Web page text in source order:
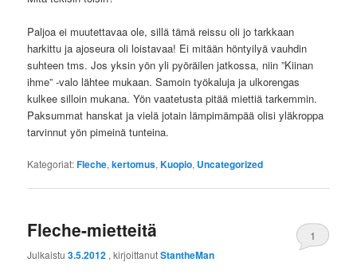
Paljoa ei muutettavaa ole, sillä tämä reissu oli jo tarkkaan
harkittu ja ajoseura oli loistavaa! Ei mitään höntyilyä vauhdin
suhteen tms. Jos yksin yön yli pyöräilen jatkossa, niin ”Kiinan
ihme” -valo lähtee mukaan. Samoin työkaluja ja ulkorengas
kulkee silloin mukana. Yön vaatetusta pitää miettiä tarkemmin.
Paksummat hanskat ja vielä jotain lämpimämpää olisi yläkroppa
tarvinnut yön pimeinä tunteina.
Kategoriat:Fleche,kertomus,Kuopio, Uncategorized
Fleche-mietteitä
Julkaistu3.5.2012 , kirjoittanutStantheMan
1